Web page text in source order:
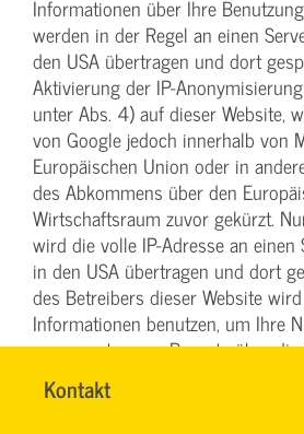
Kontakt
Name*
SVG-
Wiki
Informationen über Ihre
werden in der Regel an einen
den USA übertragen und dort
Aktivierung der IP-
unter Abs. 4) auf dieser Website,
von Google jedoch innerhalb von
Europäischen Union oder in
des Abkommens über den
Wirtschaftsraum zuvor gekürzt.
wird die volle IP-Adresse an einen
in den USA übertragen und dort
des Betreibers dieser Website
Informationen benutzen, um Ihre
auszuwerten, um Reports über
zusammenzustellen und um
Nutzung und der Internetnutzung